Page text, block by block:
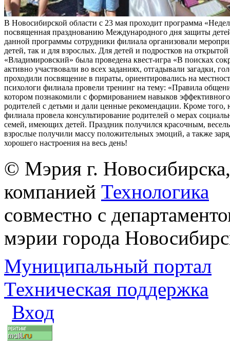
В Новосибирской области с 23 мая проходит программа
посвященная празднованию Международного дня защиты
данной программы сотрудники филиала организовали
детей, так и для взрослых. Для детей и подростков на
«Владимировский» была проведена квест-игра «В поисках
активно участвовали во всех заданиях, отгадывали загадки,
проходили посвящение в пираты, ориентировались на
психологи филиала провели тренинг на тему: «Правила
котором познакомили с формированием навыков
родителей с детьми и дали ценные рекомендации. Кроме того,
филиала провела консультирование родителей о мерах
семей, имеющих детей. Праздник получился красочным,
взрослые получили массу положительных эмоций, а также
хорошего настроения на весь день!
© Мэрия г.
компанией Технологика
совместно с
мэрии города
Муниципальный портал
Техническая поддержка
Вход